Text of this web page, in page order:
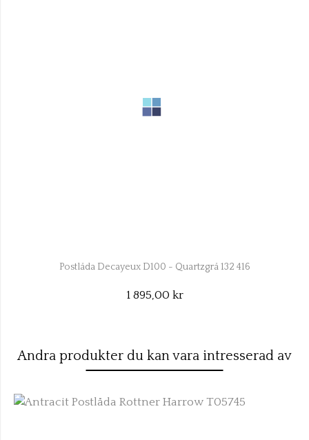
Postlåda Decayeux D100 - Quartzgrå 132 416
1 895,00 kr
Andra produkter du kan vara intresserad av